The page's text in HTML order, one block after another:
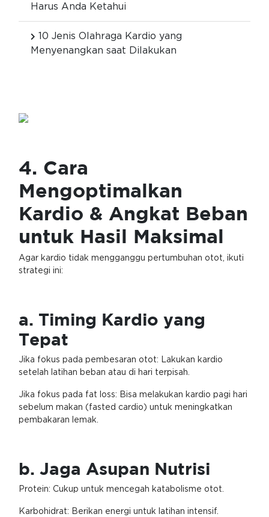
Harus Anda Ketahui
10 Jenis Olahraga Kardio yang
Menyenangkan saat Dilakukan
4. Cara
Mengoptimalkan
Kardio & Angkat Beban
untuk Hasil Maksimal
Agar kardio tidak mengganggu pertumbuhan otot, ikuti
strategi ini:
a. Timing Kardio yang
Tepat
Jika fokus pada pembesaran otot: Lakukan kardio
setelah latihan beban atau di hari terpisah.
Jika fokus pada fat loss: Bisa melakukan kardio pagi hari
sebelum makan (fasted cardio) untuk meningkatkan
pembakaran lemak.
b. Jaga Asupan Nutrisi
Protein: Cukup untuk mencegah katabolisme otot.
Karbohidrat: Berikan energi untuk latihan intensif.